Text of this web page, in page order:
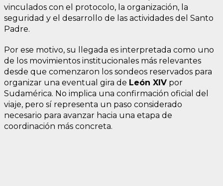
vinculados con el protocolo, la organización, la
seguridad y el desarrollo de las actividades del Santo
Padre.
Por ese motivo, su llegada es interpretada como uno
de los movimientos institucionales más relevantes
desde que comenzaron los sondeos reservados para
organizar una eventual gira de León XIV por
Sudamérica. No implica una confirmación oficial del
viaje, pero sí representa un paso considerado
necesario para avanzar hacia una etapa de
coordinación más concreta.